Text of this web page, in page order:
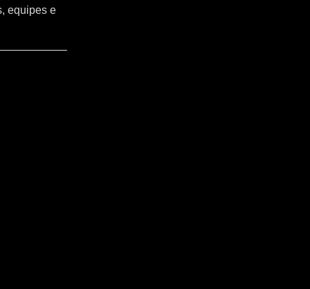
equipes e